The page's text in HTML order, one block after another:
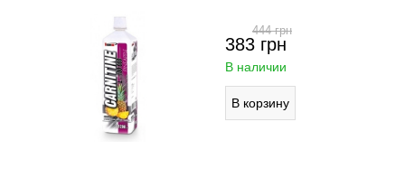
383 грн
444грн
В наличии